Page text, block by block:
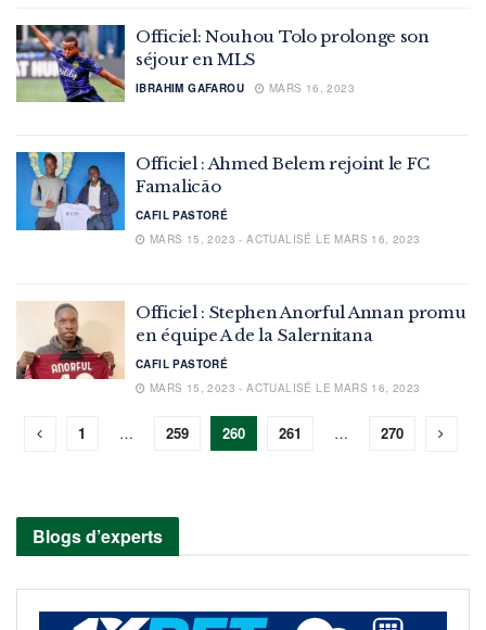
Officiel: Nouhou Tolo prolonge son
séjour en MLS
IBRAHIM GAFAROU MARS 16, 2023
Officiel : Ahmed Belem rejoint le FC
Famalicão
CAFIL PASTORÉ
MARS 15, 2023 - ACTUALISÉ LE MARS 16, 2023
Officiel : Stephen Anorful Annan promu
en équipe A de la Salernitana
CAFIL PASTORÉ
MARS 15, 2023 - ACTUALISÉ LE MARS 16, 2023
1 … 259 260 261 … 270
Blogs d’experts